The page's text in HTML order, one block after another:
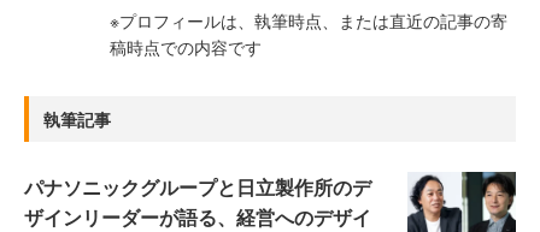
※プロフィールは、執筆時点、または直近の記事の寄
稿時点での内容です
執筆記事
パナソニックグループと日立製作所のデ
ザインリーダーが語る、経営へのデザイ